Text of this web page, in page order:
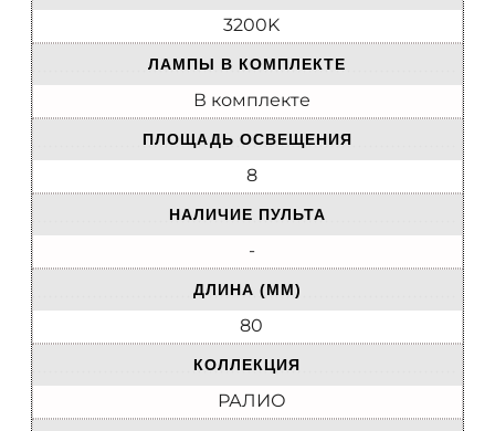
3200K
ЛАМПЫ В КОМПЛЕКТЕ
В комплекте
ПЛОЩАДЬ ОСВЕЩЕНИЯ
8
НАЛИЧИЕ ПУЛЬТА
-
ДЛИНА (ММ)
80
КОЛЛЕКЦИЯ
РАЛИО